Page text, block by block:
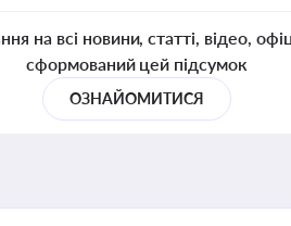
на всі новини, статті, відео,
сформований цей підсумок
ОЗНАЙОМИТИСЯ